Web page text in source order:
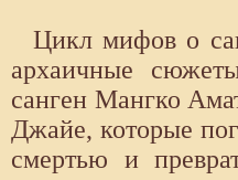
Цикл мифов о
архаичные
санген Мангко
Джайе, которые
смертью и